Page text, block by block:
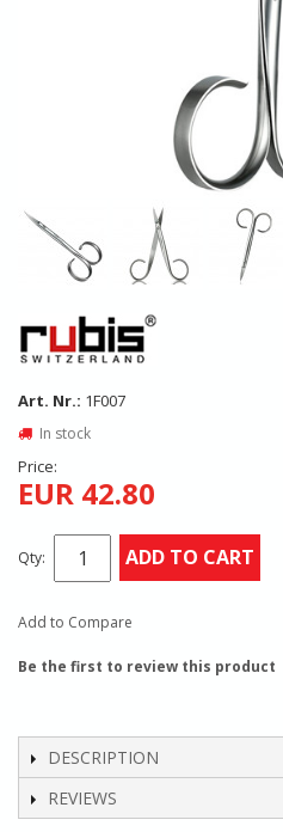
Art. Nr.: 1F007
In stock
Price:
EUR 42.80
Qty: ADD TO CART
Add to Compare
Be the first to review this product
DESCRIPTION
REVIEWS